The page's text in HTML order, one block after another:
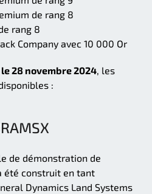
de rang 8
rang 8
Company avec 10 000 Or
28 novembre 2024, les
:
de démonstration de
été construit en tant
Dynamics Land Systems